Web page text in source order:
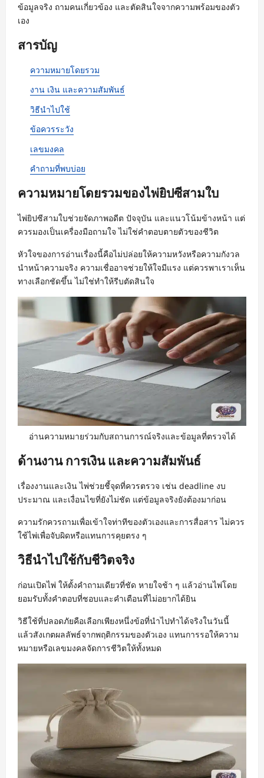
ข้อมูลจริง ถามคนเกี่ยวข้อง และตัดสินใจจากความพร้อมของตัว
เอง
สารบัญ
ความหมายโดยรวม
งาน เงิน และความสัมพันธ์
วิธีนำไปใช้
ข้อควรระวัง
เลขมงคล
คำถามที่พบบ่อย
ความหมายโดยรวมของไพ่ยิปซีสามใบ
ไพ่ยิปซีสามใบช่วยจัดภาพอดีต ปัจจุบัน และแนวโน้มข้างหน้า แต่
ควรมองเป็นเครื่องมือถามใจ ไม่ใช่คำตอบตายตัวของชีวิต
หัวใจของการอ่านเรื่องนี้คือไม่ปล่อยให้ความหวังหรือความกังวล
นำหน้าความจริง ความเชื่ออาจช่วยให้ใจมีแรง แต่ควรพาเราเห็น
ทางเลือกชัดขึ้น ไม่ใช่ทำให้รีบตัดสินใจ
อ่านความหมายร่วมกับสถานการณ์จริงและข้อมูลที่ตรวจได้
ด้านงาน การเงิน และความสัมพันธ์
เรื่องงานและเงิน ไพ่ช่วยชี้จุดที่ควรตรวจ เช่น deadline งบ
ประมาณ และเงื่อนไขที่ยังไม่ชัด แต่ข้อมูลจริงยังต้องมาก่อน
ความรักควรถามเพื่อเข้าใจท่าทีของตัวเองและการสื่อสาร ไม่ควร
ใช้ไพ่เพื่อจับผิดหรือแทนการคุยตรง ๆ
วิธีนำไปใช้กับชีวิตจริง
ก่อนเปิดไพ่ ให้ตั้งคำถามเดียวที่ชัด หายใจช้า ๆ แล้วอ่านไพ่โดย
ยอมรับทั้งคำตอบที่ชอบและคำเตือนที่ไม่อยากได้ยิน
วิธีใช้ที่ปลอดภัยคือเลือกเพียงหนึ่งข้อที่นำไปทำได้จริงในวันนี้
แล้วสังเกตผลลัพธ์จากพฤติกรรมของตัวเอง แทนการรอให้ความ
หมายหรือเลขมงคลจัดการชีวิตให้ทั้งหมด